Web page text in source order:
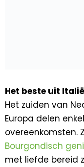
Het beste uit
Het zuiden van
Europa delen
overeenkomsten.
Bourgondisch
met liefde bereid